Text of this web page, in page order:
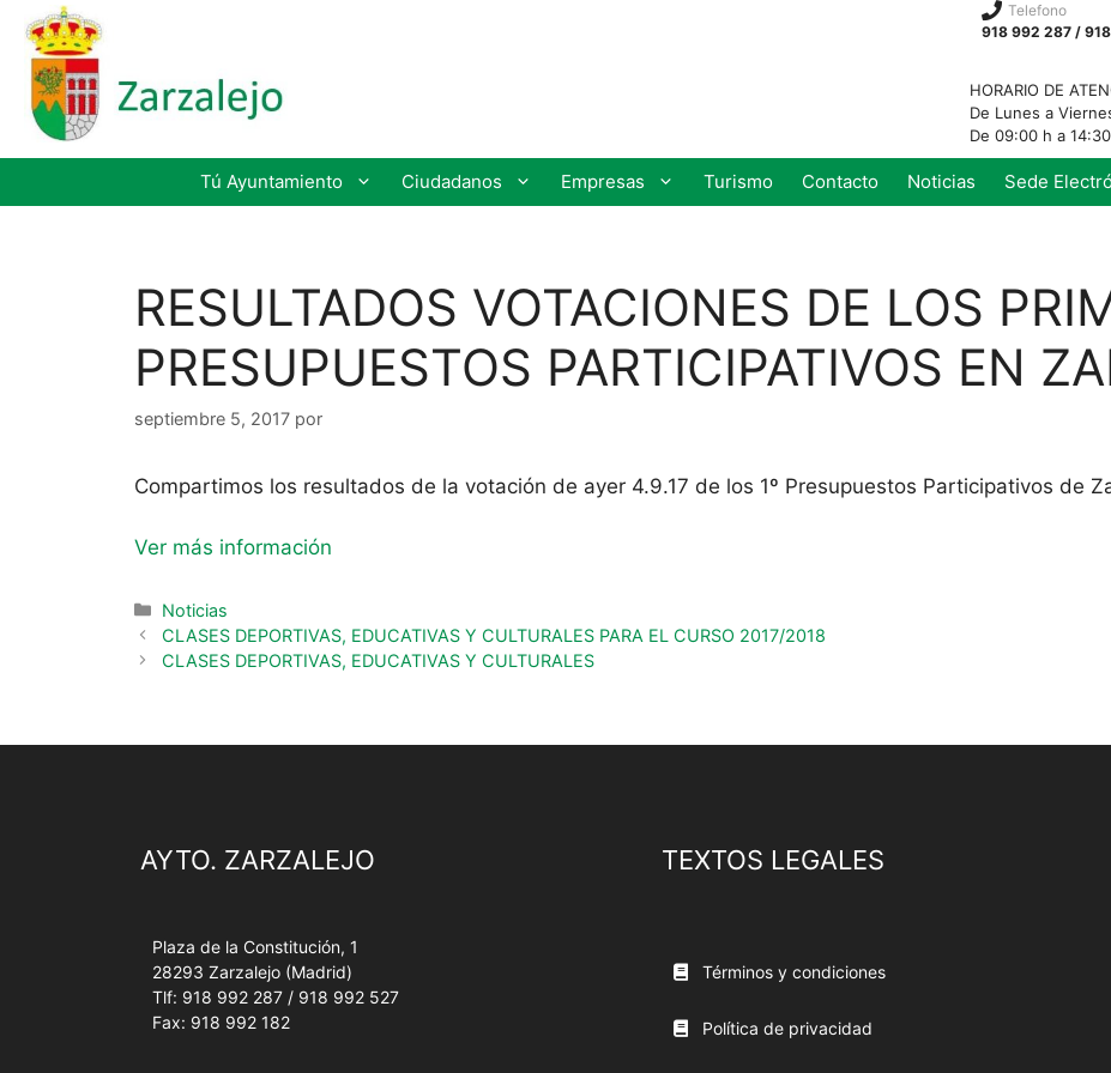
Telefono
918 992 287 /
HORARIO DE
De Lunes a
De 09:00 h a
Tú Ayuntamiento Ciudadanos Empresas Turismo Contacto Noticias Sede
RESULTADOS VOTACIONES DE LOS
PRESUPUESTOS PARTICIPATIVOS EN
septiembre 5, 2017 por
Compartimos los resultados de la votación de ayer 4.9.17 de los 1º Presupuestos Participativos de
Ver más información
Noticias
CLASES DEPORTIVAS, EDUCATIVAS Y CULTURALES PARA EL CURSO 2017/2018
CLASES DEPORTIVAS, EDUCATIVAS Y CULTURALES
AYTO. ZARZALEJO
Plaza de la Constitución, 1
28293 Zarzalejo (Madrid)
Tlf: 918 992 287 / 918 992 527
Fax: 918 992 182
TEXTOS LEGALES
Términos y condiciones
Política de privacidad